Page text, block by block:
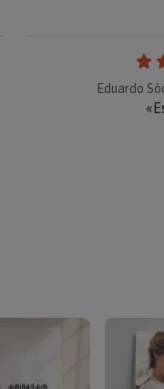
Eduardo